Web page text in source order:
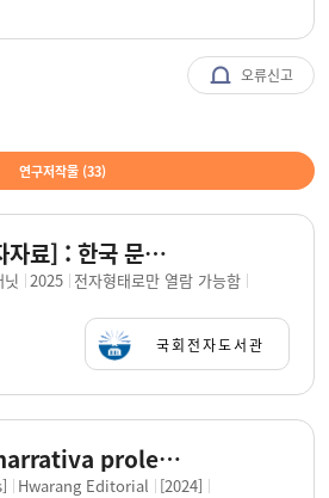
오류신고
연구저작물 (33)
그 시절, 가을 [전자자료] : 한국 문인들이 남긴 계절 이야기 / 지은이: 김남천, 김영랑, 노천명, 방정환, 이상, 이효석, 채만식, 최서해
닛 2025 전자형태로만 열람 가능함
국회전자도서관
Llamas rojas : narrativa proletaria coreana / [Choi Seohae] ; traducción, Maitane Dóniz Fuentes, Hana Bak.
Hwarang Editorial [2024]